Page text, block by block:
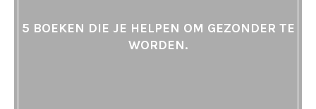
5 BOEKEN DIE JE HELPEN OM GEZONDER TE
WORDEN.